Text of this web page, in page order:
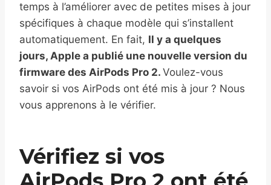
temps à l’améliorer avec de petites mises à jour
spécifiques à chaque modèle qui s’installent
automatiquement. En fait, Il y a quelques
jours, Apple a publié une nouvelle version du
firmware des AirPods Pro 2. Voulez-vous
savoir si vos AirPods ont été mis à jour ? Nous
vous apprenons à le vérifier.
Vérifiez si vos